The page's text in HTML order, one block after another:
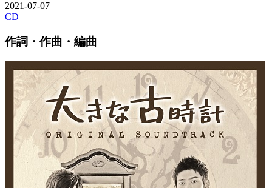
2021-07-07
CD
作詞・作曲・編曲